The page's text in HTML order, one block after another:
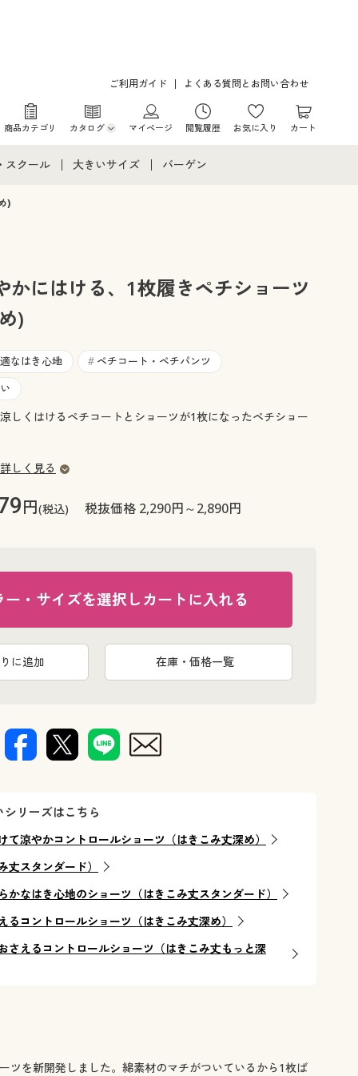
ご利用ガイド よくある質問とお問い合わせ
商品カテゴリ カタログ
カタログ・チラシからのご注文
マイページ 閲覧履歴 お気に入り カート
スクール
スクールすべて
ア・ティーンズ下着
大きいサイズ
大きいサイズ レディース下着
大きいサイズ 事務・制服
バーゲン
)
かにはける、1枚履きペチショーツ
)
なはき心地 # ペチコート・ペチパンツ
しくはけるペチコートとショーツが1枚になったペチショー
しく見る
円(税込) 税抜価格 2,290円～2,890円
ー・サイズを選択しカートに入れる
に追加 在庫・価格一覧
リーズはこちら
て涼やかコントロールショーツ（はきこみ丈深め）
丈スタンダード）
かなはき心地のショーツ（はきこみ丈スタンダード）
るコントロールショーツ（はきこみ丈深め）
さえるコントロールショーツ（はきこみ丈もっと深
ツを新開発しました。綿素材のマチがついているから1枚ば